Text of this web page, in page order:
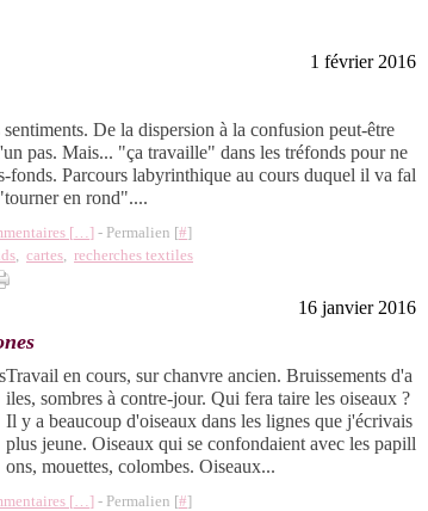
1 février 2016
sentiments. De la dispersion à la confusion peut-être
pas. Mais... "ça travaille" dans les tréfonds pour ne
fonds. Parcours labyrinthique au cours duquel il va fal
en rond"....
[…] - Permalien [#]
, cartes, recherches textiles
16 janvier 2016
Travail en cours, sur chanvre ancien. Bruissements d'a
iles, sombres à contre-jour. Qui fera taire les oiseaux ?
Il y a beaucoup d'oiseaux dans les lignes que j'écrivais
plus jeune. Oiseaux qui se confondaient avec les papill
ons, mouettes, colombes. Oiseaux...
[…] - Permalien [#]